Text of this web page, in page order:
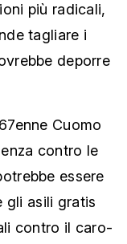
più radicali,
tagliare i
deporre
Cuomo
contro le
essere
gli asili gratis
contro il caro-